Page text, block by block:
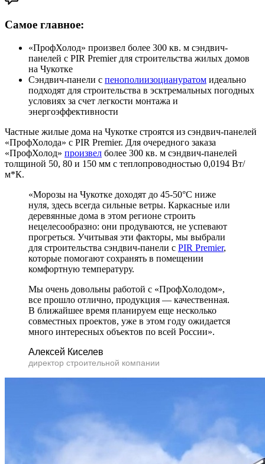
Самое главное:
«ПрофХолод» произвел более 300 кв. м сэндвич-
панелей с PIR Premier для строительства жилых домов
на Чукотке
Сэндвич-панели с пенополиизоциануратом идеально
подходят для строительства в эсктремальных погодных
условиях за счет легкости монтажа и
энергоэффективности
Частные жилые дома на Чукотке строятся из сэндвич-панелей
«ПрофХолода» с PIR Premier. Для очередного заказа
«ПрофХолод» произвел более 300 кв. м сэндвич-панелей
толщиной 50, 80 и 150 мм с теплопроводностью 0,0194 Вт/
м*К.
«Морозы на Чукотке доходят до 45-50°С ниже
нуля, здесь всегда сильные ветры. Каркасные или
деревянные дома в этом регионе строить
нецелесообразно: они продуваются, не успевают
прогреться. Учитывая эти факторы, мы выбрали
для строительства сэндвич-панели с PIR Premier,
которые помогают сохранять в помещении
комфортную температуру.
Мы очень довольны работой с «ПрофХолодом»,
все прошло отлично, продукция — качественная.
В ближайшее время планируем еще несколько
совместных проектов, уже в этом году ожидается
много интересных объектов по всей России».
Алексей Киселев
директор строительной компании